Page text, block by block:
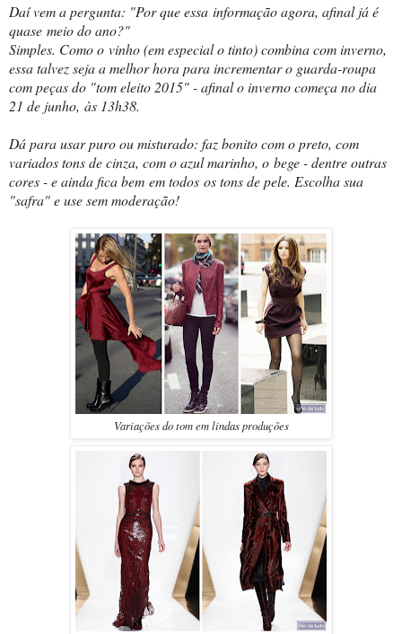
Daí vem a pergunta: "Por que essa informação agora, afinal já é
quase meio do ano?"
Simples. Como o vinho (em especial o tinto) combina com inverno,
essa talvez seja a melhor hora para incrementar o guarda-roupa
com peças do "tom eleito 2015" - afinal o inverno começa no dia
21 de junho, às 13h38.
Dá para usar puro ou misturado: faz bonito com o preto, com
variados tons de cinza, com o azul marinho, o bege - dentre outras
cores - e ainda fica bem em todos os tons de pele. Escolha sua
"safra" e use sem moderação!
Variações do tom em lindas produções